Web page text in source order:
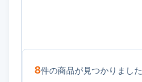
8件の商品が見つかりました